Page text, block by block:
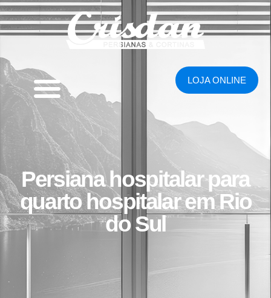
LOJA ONLINE
Persiana hospitalar para
quarto hospitalar em Rio
do Sul